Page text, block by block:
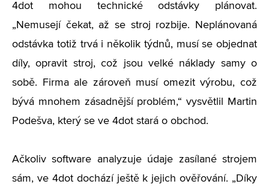
4dot mohou technické odstávky plánovat.
„Nemusejí čekat, až se stroj rozbije. Neplánovaná
odstávka totiž trvá i několik týdnů, musí se objednat
díly, opravit stroj, což jsou velké náklady samy o
sobě. Firma ale zároveň musí omezit výrobu, což
bývá mnohem zásadnější problém,“ vysvětlil Martin
Podešva, který se ve 4dot stará o obchod.
Ačkoliv software analyzuje údaje zasílané strojem
sám, ve 4dot dochází ještě k jejich ověřování. „Díky